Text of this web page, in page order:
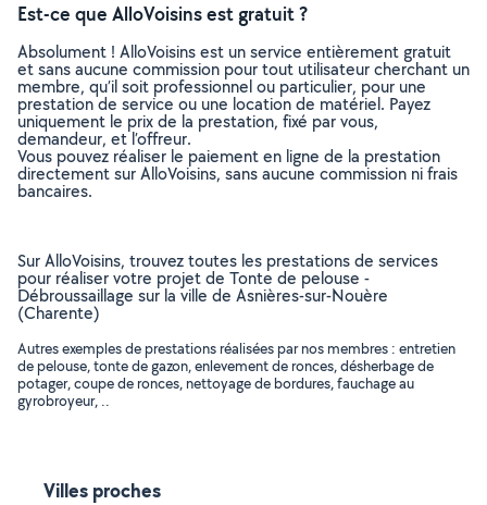
Est-ce que AlloVoisins est gratuit ?
Absolument ! AlloVoisins est un service entièrement gratuit
et sans aucune commission pour tout utilisateur cherchant un
membre, qu’il soit professionnel ou particulier, pour une
prestation de service ou une location de matériel. Payez
uniquement le prix de la prestation, fixé par vous,
demandeur, et l’offreur.
Vous pouvez réaliser le paiement en ligne de la prestation
directement sur AlloVoisins, sans aucune commission ni frais
bancaires.
Sur AlloVoisins, trouvez toutes les prestations de services
pour réaliser votre projet de Tonte de pelouse -
Débroussaillage sur la ville de Asnières-sur-Nouère
(Charente)
Autres exemples de prestations réalisées par nos membres : entretien
de pelouse, tonte de gazon, enlevement de ronces, désherbage de
potager, coupe de ronces, nettoyage de bordures, fauchage au
gyrobroyeur, ..
Villes proches